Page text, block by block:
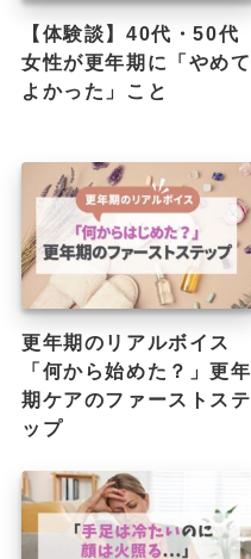
【体験談】40代・50代
女性が更年期に「やめて
よかった」こと
更年期のリアルボイス
「何から始めた？」更年
期ケアのファーストステ
ップ